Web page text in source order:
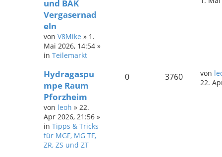
und BAK
Vergasernad
eln
von V8Mike » 1.
Mai 2026, 14:54 »
in Teilemarkt
Hydragaspu
mpe Raum
Pforzheim
von leoh » 22.
Apr 2026, 21:56 »
in Tipps & Tricks
für MGF, MG TF,
ZR, ZS und ZT
0 3760 von
22.